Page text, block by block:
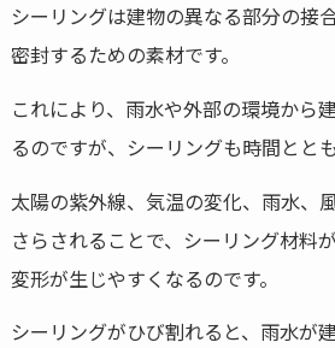
シーリングは建物の異なる部分の接
密封するための素材です。
これにより、雨水や外部の環境から
るのですが、シーリングも時間とと
太陽の紫外線、気温の変化、雨水、
さらされることで、シーリング材料
変形が生じやすくなるのです。
シーリングがひび割れると、雨水が